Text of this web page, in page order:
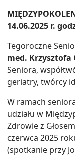
14.06.2025 r.
Tegoroczne
med.
Seniora,
geriatry, twórcy
W ramach
udziału w
Zdrowie z
czerwca 2025
(spotkanie przy